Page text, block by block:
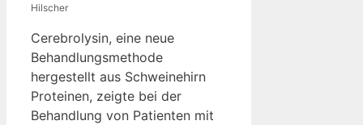
Hilscher
Cerebrolysin, eine neue
Behandlungsmethode
hergestellt aus Schweinehirn
Proteinen, zeigte bei der
Behandlung von Patienten mit